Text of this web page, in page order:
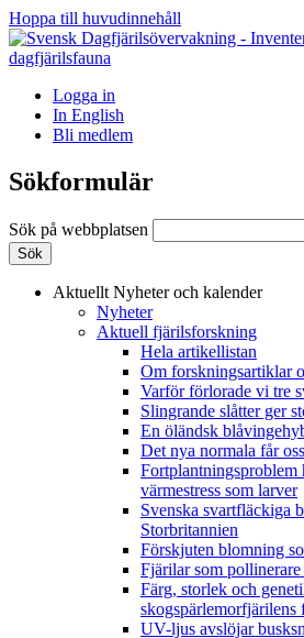
Hoppa till huvudinnehåll
Logga in
In English
Bli medlem
Sökformulär
Sök på webbplatsen
Aktuellt Nyheter och kalender
Nyheter
Aktuell fjärilsforskning
Hela artikellistan
Om forskningsartiklar
Varför förlorade vi tre
Slingrande slåtter ger
En öländsk
Det nya normala får
Fortplantningsproblem
värmestress som larver
Svenska svartfläckiga
Storbritannien
Förskjuten blomning
Fjärilar som
Färg, storlek och
skogspärlemorfjärilens
UV-ljus avslöjar